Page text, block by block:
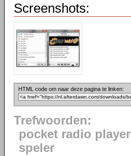
Screenshots:
HTML code om naar deze pagina te linken:
Trefwoorden:
pocket radio player
speler